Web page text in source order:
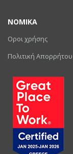
ΝΟΜΙΚΑ
Οροι χρήσης
Πολιτική Απορρήτου